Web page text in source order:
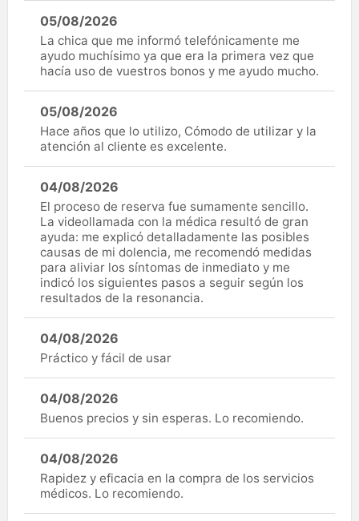
05/08/2026
La chica que me informó telefónicamente me
ayudo muchísimo ya que era la primera vez que
hacía uso de vuestros bonos y me ayudo mucho.
05/08/2026
Hace años que lo utilizo, Cómodo de utilizar y la
atención al cliente es excelente.
04/08/2026
El proceso de reserva fue sumamente sencillo.
La videollamada con la médica resultó de gran
ayuda: me explicó detalladamente las posibles
causas de mi dolencia, me recomendó medidas
para aliviar los síntomas de inmediato y me
indicó los siguientes pasos a seguir según los
resultados de la resonancia.
04/08/2026
Práctico y fácil de usar
04/08/2026
Buenos precios y sin esperas. Lo recomiendo.
04/08/2026
Rapidez y eficacia en la compra de los servicios
médicos. Lo recomiendo.